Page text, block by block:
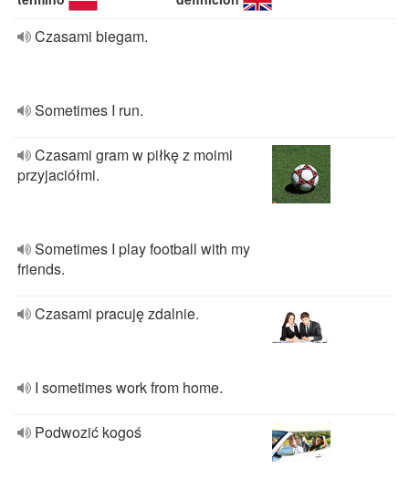
Czasami biegam.
Sometimes I run.
Czasami gram w piłkę z moimi
przyjaciółmi.
Sometimes I play football with my
friends.
Czasami pracuję zdalnie.
I sometimes work from home.
Podwozić kogoś